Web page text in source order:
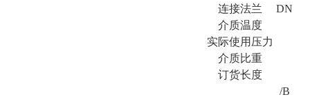
连接法兰
DN
介质温度
实际使用压力
介质比重
订货长度
/B